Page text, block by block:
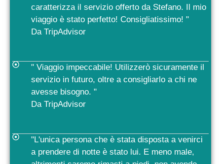
caratterizza il servizio offerto da Stefano. Il mio
viaggio è stato perfetto! Consigliatissimo! "
Da TripAdvisor
" Viaggio impeccabile! Utilizzerò sicuramente il
servizio in futuro, oltre a consigliarlo a chi ne
avesse bisogno. "
Da TripAdvisor
"L'unica persona che è stata disposta a venirci
a prendere di notte è stato lui. E meno male,